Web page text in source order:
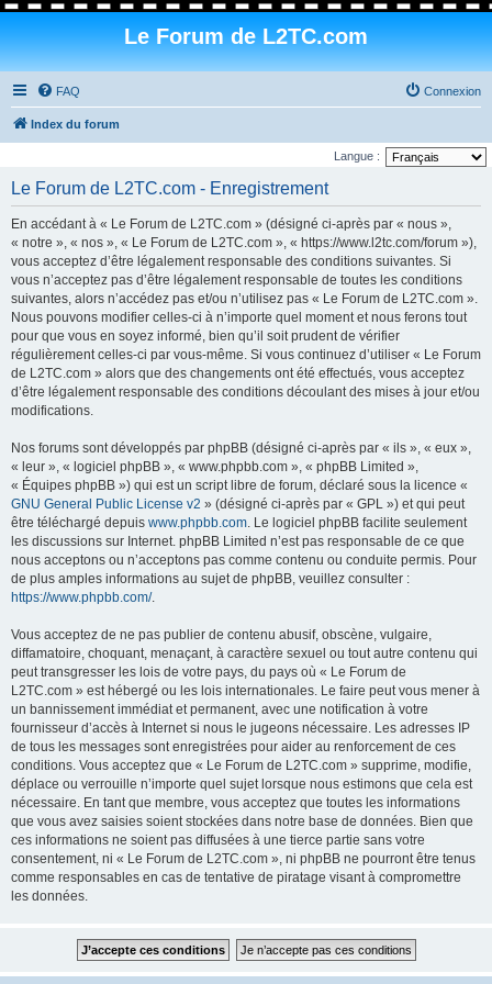
Le Forum de L2TC.com
FAQ Connexion
Index du forum
Langue :
Le Forum de L2TC.com - Enregistrement
En accédant à « Le Forum de L2TC.com » (désigné ci-après par « nous »,
« notre », « nos », « Le Forum de L2TC.com », « https://www.l2tc.com/forum »),
vous acceptez d’être légalement responsable des conditions suivantes. Si
vous n’acceptez pas d’être légalement responsable de toutes les conditions
suivantes, alors n’accédez pas et/ou n’utilisez pas « Le Forum de L2TC.com ».
Nous pouvons modifier celles-ci à n’importe quel moment et nous ferons tout
pour que vous en soyez informé, bien qu’il soit prudent de vérifier
régulièrement celles-ci par vous-même. Si vous continuez d’utiliser « Le Forum
de L2TC.com » alors que des changements ont été effectués, vous acceptez
d’être légalement responsable des conditions découlant des mises à jour et/ou
modifications.
Nos forums sont développés par phpBB (désigné ci-après par « ils », « eux »,
« leur », « logiciel phpBB », « www.phpbb.com », « phpBB Limited »,
« Équipes phpBB ») qui est un script libre de forum, déclaré sous la licence «
GNU General Public License v2 » (désigné ci-après par « GPL ») et qui peut
être téléchargé depuis www.phpbb.com. Le logiciel phpBB facilite seulement
les discussions sur Internet. phpBB Limited n’est pas responsable de ce que
nous acceptons ou n’acceptons pas comme contenu ou conduite permis. Pour
de plus amples informations au sujet de phpBB, veuillez consulter :
https://www.phpbb.com/.
Vous acceptez de ne pas publier de contenu abusif, obscène, vulgaire,
diffamatoire, choquant, menaçant, à caractère sexuel ou tout autre contenu qui
peut transgresser les lois de votre pays, du pays où « Le Forum de
L2TC.com » est hébergé ou les lois internationales. Le faire peut vous mener à
un bannissement immédiat et permanent, avec une notification à votre
fournisseur d’accès à Internet si nous le jugeons nécessaire. Les adresses IP
de tous les messages sont enregistrées pour aider au renforcement de ces
conditions. Vous acceptez que « Le Forum de L2TC.com » supprime, modifie,
déplace ou verrouille n’importe quel sujet lorsque nous estimons que cela est
nécessaire. En tant que membre, vous acceptez que toutes les informations
que vous avez saisies soient stockées dans notre base de données. Bien que
ces informations ne soient pas diffusées à une tierce partie sans votre
consentement, ni « Le Forum de L2TC.com », ni phpBB ne pourront être tenus
comme responsables en cas de tentative de piratage visant à compromettre
les données.